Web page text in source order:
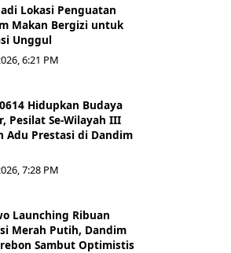
Lokasi Penguatan
Makan Bergizi untuk
Unggul
6:21 PM
Hidupkan Budaya
Pesilat Se-Wilayah III
Adu Prestasi di Dandim
7:28 PM
Launching Ribuan
Merah Putih, Dandim
Sambut Optimistis